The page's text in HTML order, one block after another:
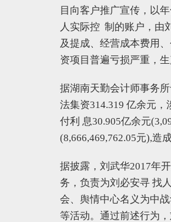
目向客户推广宣传，以
人实际控 制的账户，由
及提成、经营成本费用
资项目普遍亏损严重，
据湖南天勤会计师事务
法集资314.319 亿余元，
付利 息30.905亿余元
(8,666,469,762.05元),造
据披露，刘武华2017年
务，负责为刘必安寻 找
会、舆情中心名义为中
等活动。通过前述行为